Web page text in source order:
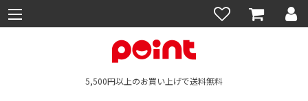
5,500円以上のお買い上げで送料無料